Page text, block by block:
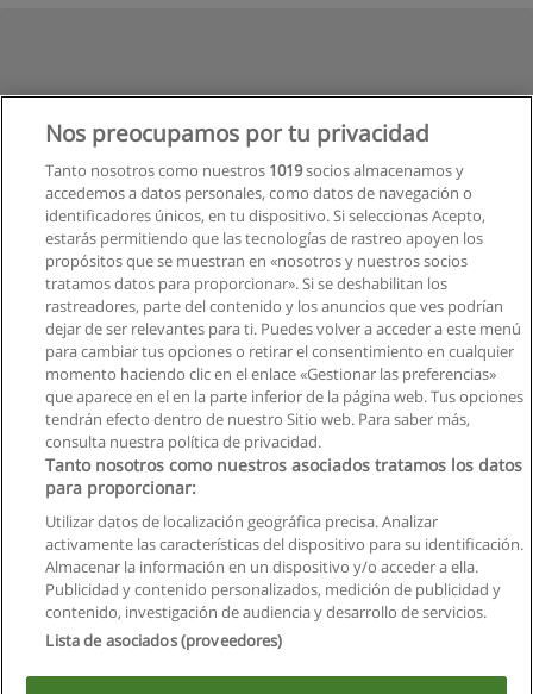
Siguiente
Página1de2
Privacidad de datos
Contactar con Educaedu
Copyright © Educaedu Business S.L. - CIF : B-95610580: -
Nos preocupamos por tu privacidad
Tanto nosotros como nuestros 1019socios almacenamos y
accedemos a datos personales, como datos de navegación o
identificadores únicos, en tu dispositivo. Si seleccionas Acepto,
estarás permitiendo que las tecnologías de rastreo apoyen los
propósitos que se muestran en «nosotros y nuestros socios
tratamos datos para proporcionar». Si se deshabilitan los
rastreadores, parte del contenido y los anuncios que ves podrían
dejar de ser relevantes para ti. Puedes volver a acceder a este menú
para cambiar tus opciones o retirar el consentimiento en cualquier
momento haciendo clic en el enlace «Gestionar las preferencias»
que aparece en el en la parte inferior de la página web. Tus opciones
tendrán efecto dentro de nuestro Sitio web. Para saber más,
consulta nuestra política de privacidad.
Tanto nosotros como nuestros asociados tratamos los datos
para proporcionar:
Utilizar datos de localización geográfica precisa. Analizar
activamente las características del dispositivo para su identificación.
Almacenar la información en un dispositivo y/o acceder a ella.
Publicidad y contenido personalizados, medición de publicidad y
contenido, investigación de audiencia y desarrollo de servicios.
Lista de asociados (proveedores)